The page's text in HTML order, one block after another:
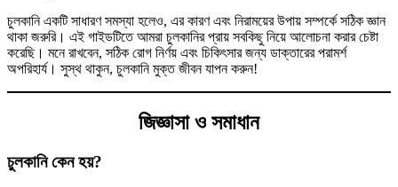
চুলকানি একটি সাধারণ সমস্যা হলেও, এর কারণ এবং নিরাময়ের উপায় সম্পর্কে সঠিক জ্ঞান
থাকা জরুরি। এই গাইডটিতে আমরা চুলকানির প্রায় সবকিছু নিয়ে আলোচনা করার চেষ্টা
করেছি। মনে রাখবেন, সঠিক রোগ নির্ণয় এবং চিকিৎসার জন্য ডাক্তারের পরামর্শ
অপরিহার্য। সুস্থ থাকুন, চুলকানি মুক্ত জীবন যাপন করুন!
জিজ্ঞাসা ও সমাধান
চুলকানি কেন হয়?